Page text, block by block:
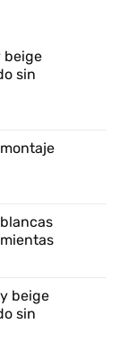
beige
sin
beige
sin